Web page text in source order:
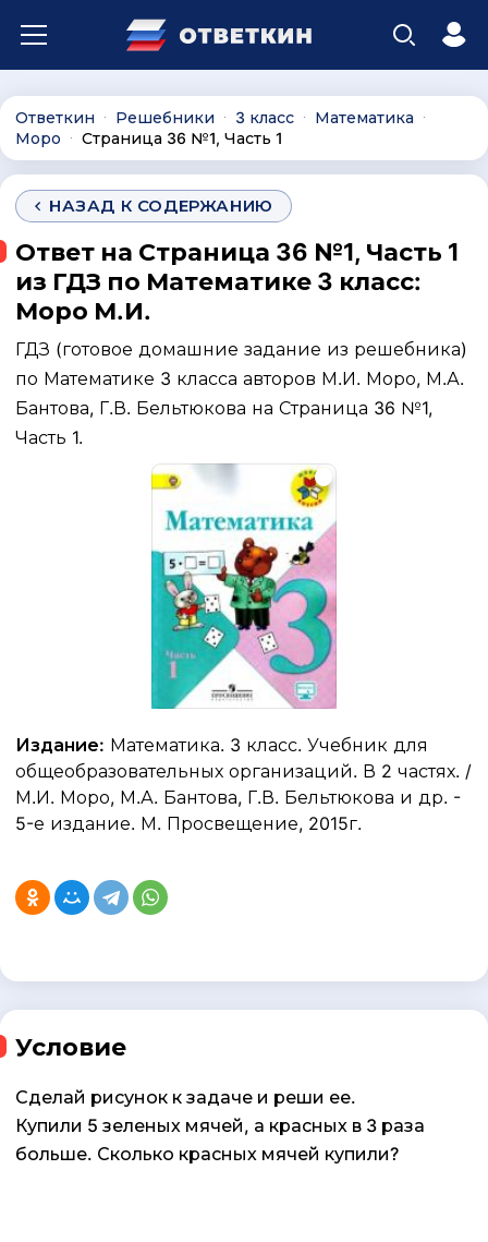
Ответкин ∙ Решебники ∙ 3 класс ∙ Математика ∙
Моро ∙ Страница 36 №1, Часть 1
НАЗАД К СОДЕРЖАНИЮ
Ответ на Страница 36 №1, Часть 1
из ГДЗ по Математике 3 класс:
Моро М.И.
ГДЗ (готовое домашние задание из решебника)
по Математике 3 класса авторов М.И. Моро, М.А.
Бантова, Г.В. Бельтюкова на Страница 36 №1,
Часть 1.
Издание: Математика. 3 класс. Учебник для
общеобразовательных организаций. В 2 частях. /
М.И. Моро, М.А. Бантова, Г.В. Бельтюкова и др. -
5-е издание. М. Просвещение, 2015г.
Условие
Сделай рисунок к задаче и реши ее.
Купили 5 зеленых мячей, а красных в 3 раза
больше. Сколько красных мячей купили?